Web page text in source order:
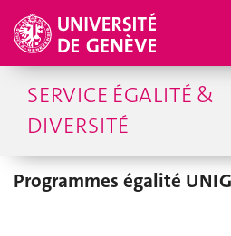
SERVICE ÉGALITÉ &
DIVERSITÉ
Programmes égalité